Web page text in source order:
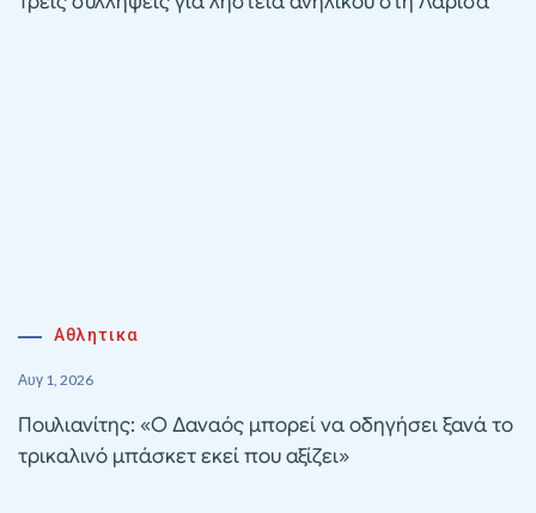
Αθλητικα
Αυγ 1, 2026
Πουλιανίτης: «Ο Δαναός μπορεί να οδηγήσει ξανά το
τρικαλινό μπάσκετ εκεί που αξίζει»